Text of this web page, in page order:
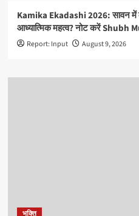
Kamika Ekadashi 2026: सावन में
आध्यात्मिक महत्व? नोट करें Shubh
Report: Input August 9, 2026
भक्ति